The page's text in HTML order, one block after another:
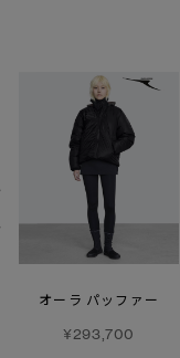
オーラ パッファー
¥293,700